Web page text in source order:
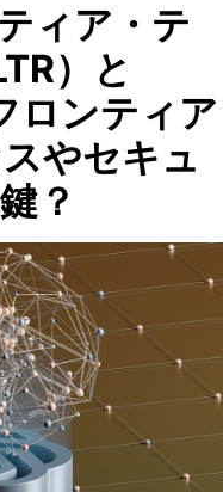
ィア・テ
）と
ロンティア
やセキュ
？